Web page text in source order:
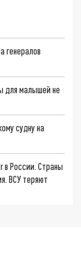
генералов
для малышей не
судну на
в России. Страны
ВСУ теряют